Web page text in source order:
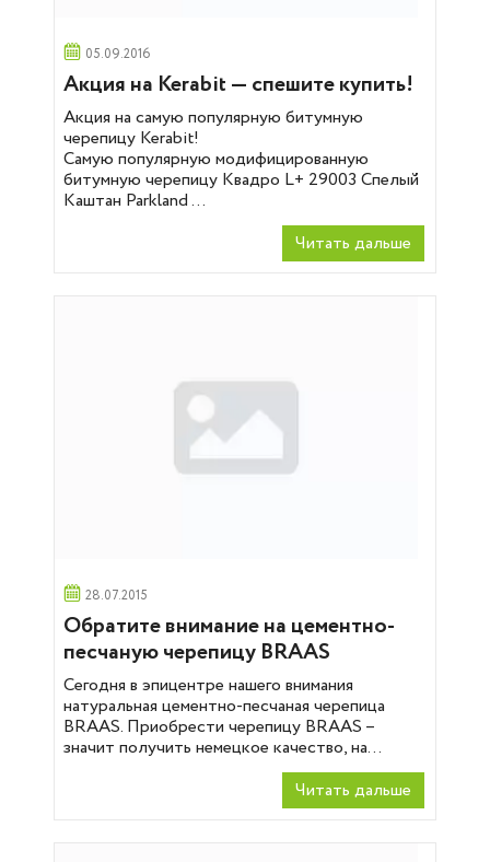
05.09.2016
Акция на Kerabit — спешите купить!
Акция на самую популярную битумную
черепицу Kerabit!
Cамую популярную модифицированную
битумную черепицу Квадро L+ 29003 Спелый
Каштан Parkland ...
Читать дальше
28.07.2015
Обратите внимание на цементно-
песчаную черепицу BRAAS
Сегодня в эпицентре нашего внимания
натуральная цементно-песчаная черепица
BRAAS. Приобрести черепицу BRAAS –
значит получить немецкое качество, на...
Читать дальше